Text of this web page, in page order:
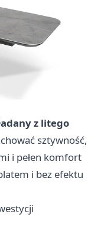
z litego
sztywność,
i pełen komfort
i bez efektu